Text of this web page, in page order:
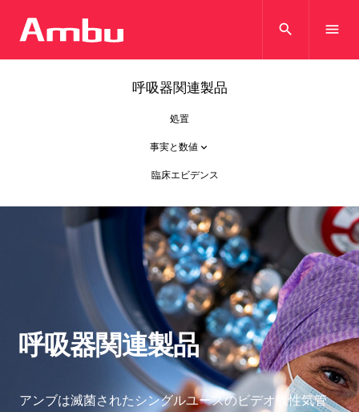
search menu
呼吸器関連製品
処置
事実と数値keyboard_arrow_down
臨床エビデンス
呼吸器関連製品
アンブは滅菌されたシングルユースのビデオ軟性気管